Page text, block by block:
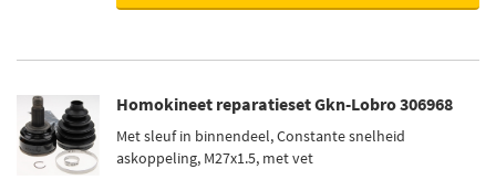
Homokineet reparatieset Gkn-Lobro 306968
Met sleuf in binnendeel, Constante snelheid
askoppeling, M27x1.5, met vet